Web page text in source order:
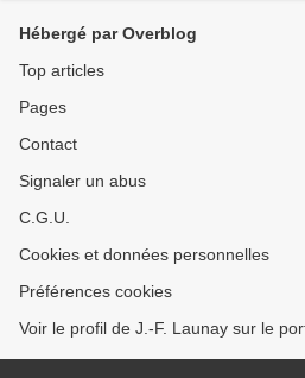
Hébergé par Overblog
Top articles
Pages
Contact
Signaler un abus
C.G.U.
Cookies et données personnelles
Préférences cookies
Voir le profil de J.-F. Launay sur le